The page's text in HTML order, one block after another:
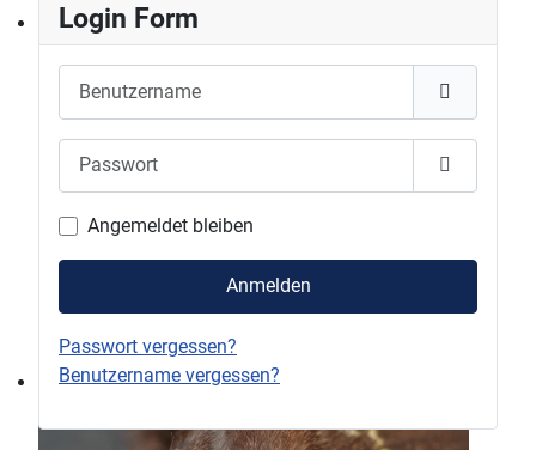
Login Form
Passwort
Angemeldet bleiben
Anmelden
Passwort vergessen?
Benutzername vergessen?